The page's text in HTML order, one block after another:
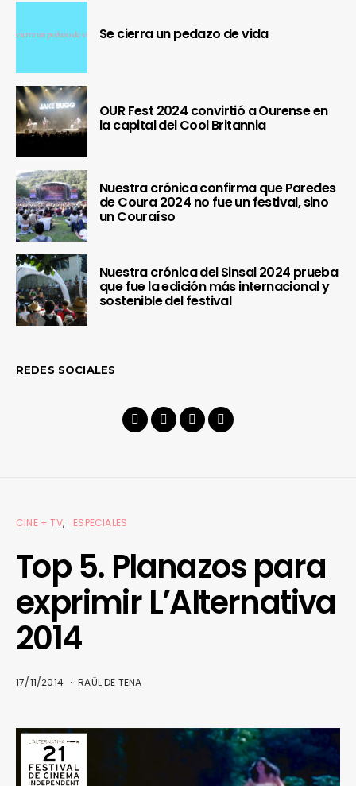
Se cierra un pedazo de vida
OUR Fest 2024 convirtió a Ourense en
la capital del Cool Britannia
Nuestra crónica confirma que Paredes
de Coura 2024 no fue un festival, sino
un Couraíso
Nuestra crónica del Sinsal 2024 prueba
que fue la edición más internacional y
sostenible del festival
REDES SOCIALES
CINE + TV ESPECIALES
Top 5. Planazos para
exprimir L’Alternativa
2014
17/11/2014 RAÜL DE TENA